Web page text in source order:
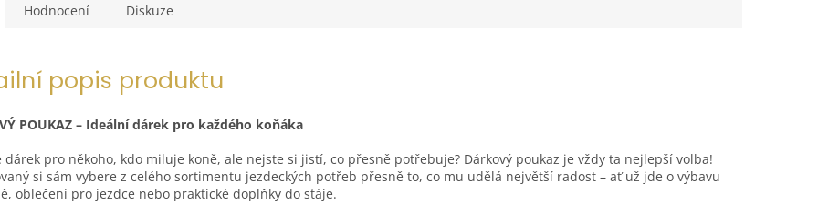
Hodnocení Diskuze
popis produktu
POUKAZ – Ideální dárek pro každého koňáka
dárek pro někoho, kdo miluje koně, ale nejste si jistí, co přesně potřebuje? Dárkový poukaz je vždy ta nejlepší volba!
si sám vybere z celého sortimentu jezdeckých potřeb přesně to, co mu udělá největší radost – ať už jde o výbavu
oblečení pro jezdce nebo praktické doplňky do stáje.